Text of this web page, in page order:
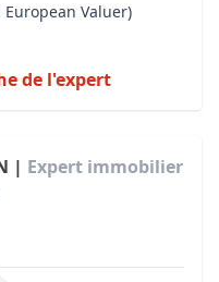
European Valuer)
de l'expert
| Expert immobilier